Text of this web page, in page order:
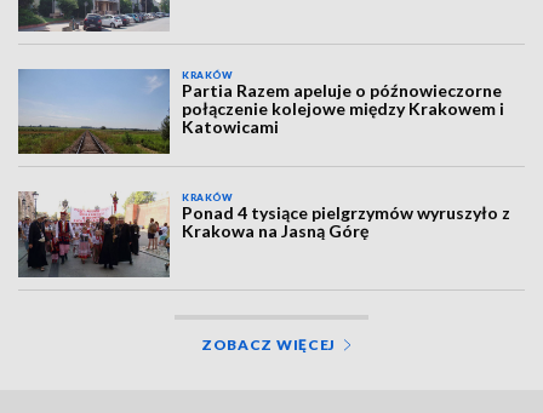
KRAKÓW
Partia Razem apeluje o późnowieczorne
połączenie kolejowe między Krakowem i
Katowicami
KRAKÓW
Ponad 4 tysiące pielgrzymów wyruszyło z
Krakowa na Jasną Górę
ZOBACZ WIĘCEJ